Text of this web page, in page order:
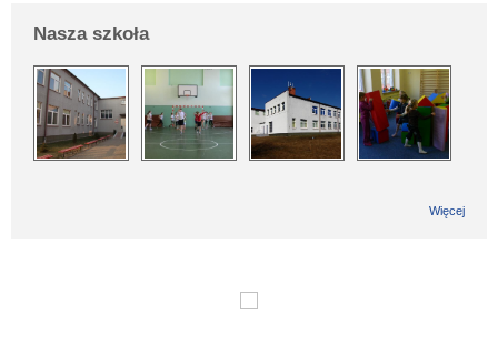
Nasza szkoła
Więcej